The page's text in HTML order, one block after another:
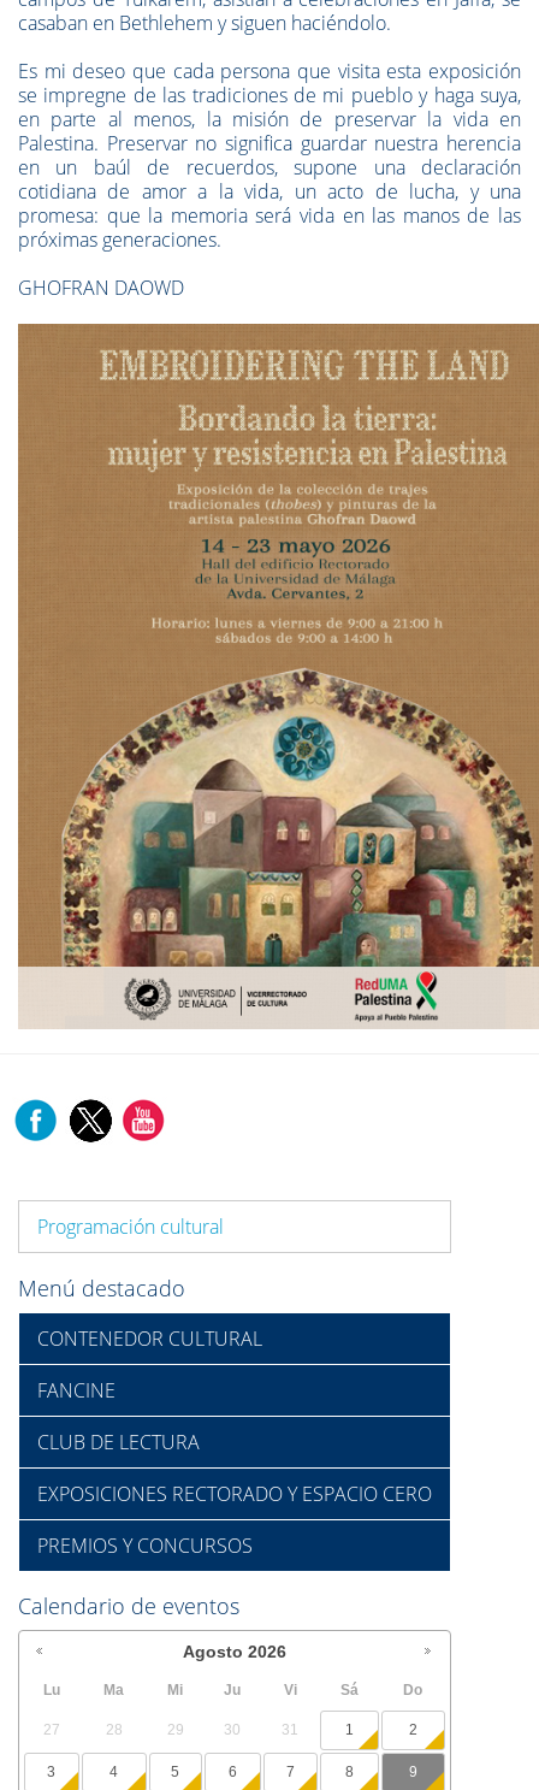
casaban en Bethlehem y siguen haciéndolo.
Es mi deseo que cada persona que visita esta exposición
se impregne de las tradiciones de mi pueblo y haga suya,
en parte al menos, la misión de preservar la vida en
Palestina. Preservar no significa guardar nuestra herencia
en un baúl de recuerdos, supone una declaración
cotidiana de amor a la vida, un acto de lucha, y una
promesa: que la memoria será vida en las manos de las
próximas generaciones.
GHOFRAN DAOWD
Programación cultural
Menú destacado
CONTENEDOR CULTURAL
FANCINE
CLUB DE LECTURA
EXPOSICIONES RECTORADO Y ESPACIO CERO
PREMIOS Y CONCURSOS
Calendario de eventos
Agosto 2026
Lu Ma Mi Ju Vi Sá Do
27 28 29 30 31 1 2
3 4 5 6 7 8 9